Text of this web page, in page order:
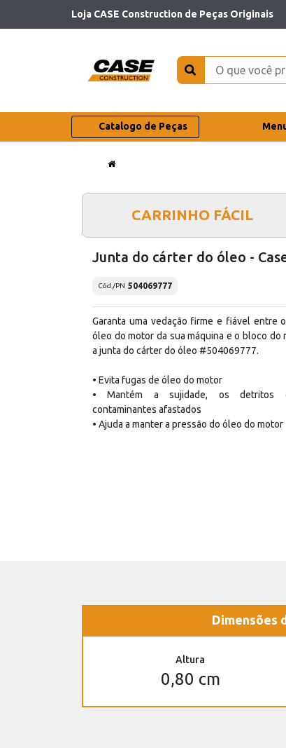
Loja CASE Construction de Peças Originais
Catalogo de Peças
CARRINHO FÁCIL
Junta do cárter do óleo -
Cód./PN 504069777
Garanta uma vedação firme e fiável entre
óleo do motor da sua máquina e o bloco do
a junta do cárter do óleo #504069777.
• Evita fugas de óleo do motor
• Mantém a sujidade, os detritos
contaminantes afastados
• Ajuda a manter a pressão do óleo do motor
Dimensões
Altura
0,80 cm